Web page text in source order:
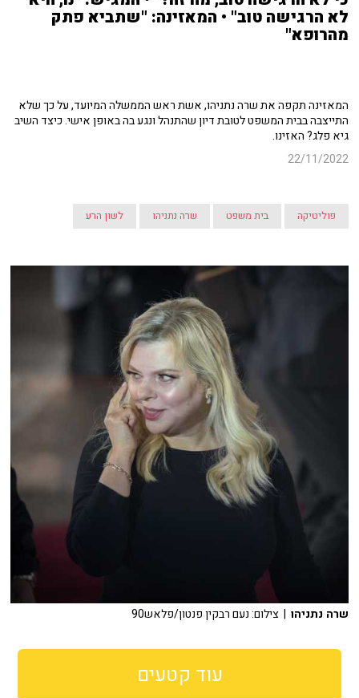
לא הרגישה טוב" • המאזינה: "שתביא פתק
מהרופא"
המאזינה תקפה את שרה נתניהו, אשת ראש הממשלה המיועד, על כך שלא
התייצבה בבית המשפט לטובת דיון שהתנהל ונגע בה באופן אישי. כיצד השיב
גיא פלג? האזינו.
22/11/2022
פוליטיקה בית משפט שרה נתניהו לשון הרע
שרה נתניהו | צילום: נעם רבקין פנטון/פלאש90
עוד קטעים